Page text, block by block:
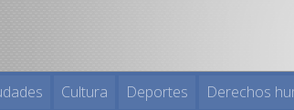
Cultura Deportes Derechos